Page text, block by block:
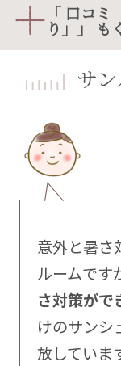
「 口コ
り」」 も
サ
意外と暑さ
ルームです
さ対策がで
けのサンシ
放していま